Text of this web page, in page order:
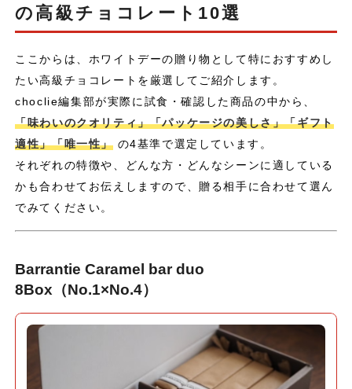
の高級チョコレート10選
ここからは、ホワイトデーの贈り物として特におすすめし
たい高級チョコレートを厳選してご紹介します。
choclie編集部が実際に試食・確認した商品の中から、
「味わいのクオリティ」「パッケージの美しさ」「ギフト
適性」「唯一性」 の4基準で選定しています。
それぞれの特徴や、どんな方・どんなシーンに適している
かも合わせてお伝えしますので、贈る相手に合わせて選ん
でみてください。
Barrantie Caramel bar duo
8Box（No.1×No.4）